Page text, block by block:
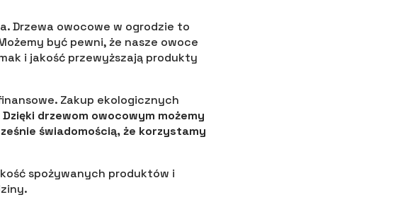
Drzewa owocowe w ogrodzie to
być pewni, że nasze owoce
i jakość przewyższają produkty
Zakup ekologicznych
Dzięki drzewom owocowym możemy
świadomością, że korzystamy
spożywanych produktów i